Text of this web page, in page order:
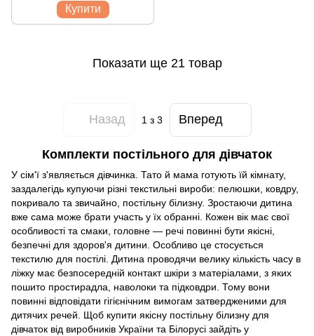
Купити
Показати ще 21 товар
Назад 1 з 3 Вперед
Комплекти постільного для дівчаток
У сім'ї з'являється дівчинка. Тато й мама готують їй кімнату,
заздалегідь купуючи різні текстильні вироби: пелюшки, ковдру,
покривало та звичайно, постільну білизну. Зростаючи дитина
вже сама може брати участь у їх обранні. Кожен вік має свої
особливості та смаки, головне — речі повинні бути якісні,
безпечні для здоров'я дитини. Особливо це стосується
текстилю для постілі. Дитина проводячи велику кількість часу в
ліжку має безпосередній контакт шкіри з матеріалами, з яких
пошито простирадла, наволоки та підковдри. Тому вони
повинні відповідати гігієнічним вимогам затвердженими для
дитячих речей. Щоб купити якісну постільну білизну для
дівчаток від виробників України та Білорусі зайдіть у